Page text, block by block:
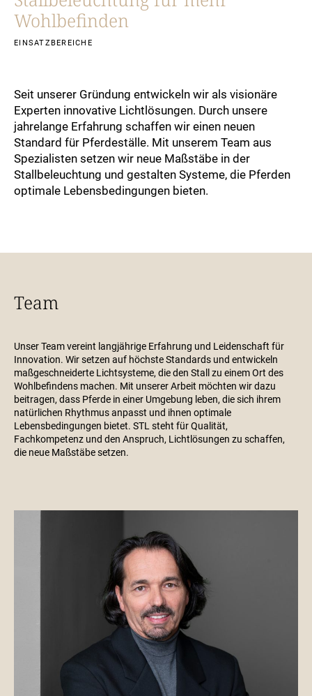
Wohlbefinden
EINSATZBEREICHE
Seit unserer Gründung entwickeln wir als visionäre
Experten innovative Lichtlösungen. Durch unsere
jahrelange Erfahrung schaffen wir einen neuen
Standard für Pferdeställe. Mit unserem Team aus
Spezialisten setzen wir neue Maßstäbe in der
Stallbeleuchtung und gestalten Systeme, die Pferden
optimale Lebensbedingungen bieten.
Team
Unser Team vereint langjährige Erfahrung und Leidenschaft für
Innovation. Wir setzen auf höchste Standards und entwickeln
maßgeschneiderte Lichtsysteme, die den Stall zu einem Ort des
Wohlbefindens machen. Mit unserer Arbeit möchten wir dazu
beitragen, dass Pferde in einer Umgebung leben, die sich ihrem
natürlichen Rhythmus anpasst und ihnen optimale
Lebensbedingungen bietet. STL steht für Qualität,
Fachkompetenz und den Anspruch, Lichtlösungen zu schaffen,
die neue Maßstäbe setzen.